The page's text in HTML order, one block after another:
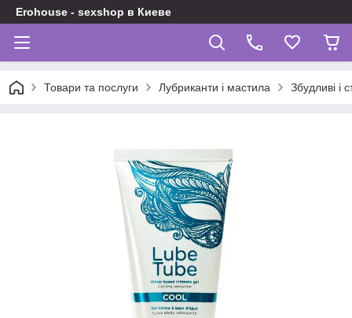
Erohouse - sexshop в Киеве
Товари та послуги Лубриканти і мастила Збудливі і